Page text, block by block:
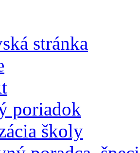
stránka
poriadok
školy